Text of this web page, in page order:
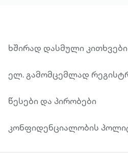
ხშირად დასმული კითხვები
ელ. გამომცემლად
წესები და პირობები
კონფიდენციალობის